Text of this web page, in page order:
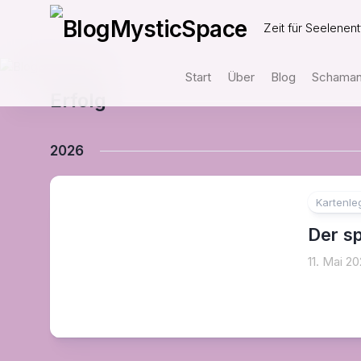
Zeit für
Start Über Blog
Erfolg
2026
Der
11. Mai